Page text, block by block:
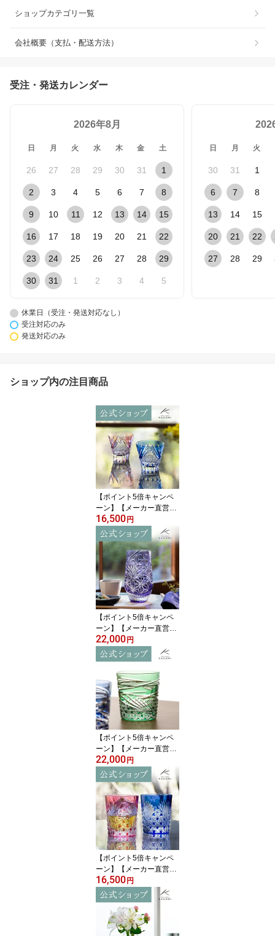
ショップカテゴリ一覧
会社概要（支払・配送方法）
受注・発送カレンダー
2026年8月
日 月 火 水 木 金 土
26 27 28 29 30 31 1
2 3 4 5 6 7 8
9 10 11 12 13 14 15
16 17 18 19 20 21 22
23 24 25 26 27 28 29
30 31 1 2 3 4 5
日 月 火
30 31 1
6 7 8
13 14 15
20 21 22
27 28 29
休業日（受注・発送対応なし）
受注対応のみ
発送対応のみ
ショップ内の注目商品
【ポイント5倍キャンペ
ーン】【メーカー直営
店】江戸切子 カガミクリ
スタルKAGAMI TPS615-
2950-AB＜富士＞ペア グ
ラス 冷酒杯 赤 青ギフト
ラッピング無料 結婚祝
内祝 贈答品 送別品父の
日 母の日 敬老の日 誕生
日プレゼント
16,500円
【ポイント5倍キャンペ
ーン】【メーカー直営
店】江戸切子 カガミクリ
スタル タンブラーKAGA
MI T777-3028-CMP ＜麻
の葉＞ハイボールグラス
ビールグラス 名入れ ギ
フト贈答品 送別品 退職
記念品 結婚祝 内祝父の
日 母の日 古希祝 敬老の
日
22,000円
【ポイント5倍キャンペ
ーン】【メーカー直営
店】カガミクリスタル 江
戸切子KAGAMI T577-29
44-CGR＜舞＞グラス ロ
ック 緑 6色展開ギフト 贈
答品 自家用 送別品父の
日 母の日 敬老の日
22,000円
【ポイント5倍キャンペ
ーン】【メーカー直営
店】江戸切子 カガミクリ
スタルKAGAMI TPS370-
2943-AB＜笹っ葉に四角
籠目紋＞ペアグラス ロッ
ク グラス 赤 青ギフト ラ
16,500円